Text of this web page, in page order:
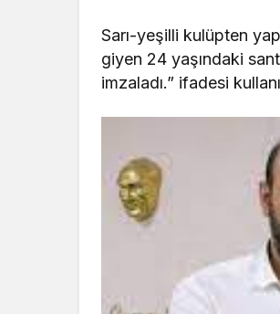
Sarı-yeşilli kulüpten
giyen 24 yaşındaki
imzaladı.” ifadesi